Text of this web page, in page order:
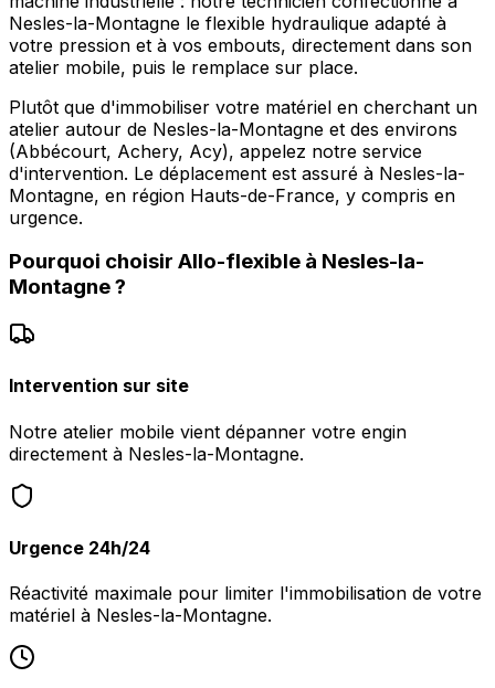
Nesles-la-Montagne le flexible hydraulique adapté à
votre pression et à vos embouts, directement dans son
atelier mobile, puis le remplace sur place.
Plutôt que d'immobiliser votre matériel en cherchant un
atelier autour de Nesles-la-Montagne et des environs
(Abbécourt, Achery, Acy), appelez notre service
d'intervention. Le déplacement est assuré à Nesles-la-
Montagne, en région Hauts-de-France, y compris en
urgence.
Pourquoi choisir Allo-flexible à Nesles-la-
Montagne?
Intervention sur site
Notre atelier mobile vient dépanner votre engin
directement à Nesles-la-Montagne.
Urgence 24h/24
Réactivité maximale pour limiter l'immobilisation de votre
matériel à Nesles-la-Montagne.